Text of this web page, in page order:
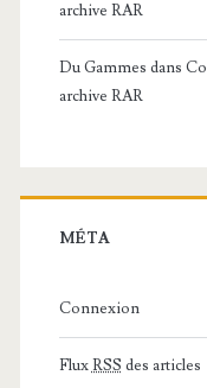
archive RAR
Du Gammes dans
archive RAR
MÉTA
Connexion
FluxRSS des articles